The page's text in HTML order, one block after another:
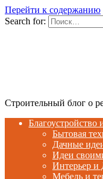
Перейти к содержанию
Search for:
Строительный блог о
Благоустройство
Бытовая
Дачные
Идеи
Интерьер и
Мебель и